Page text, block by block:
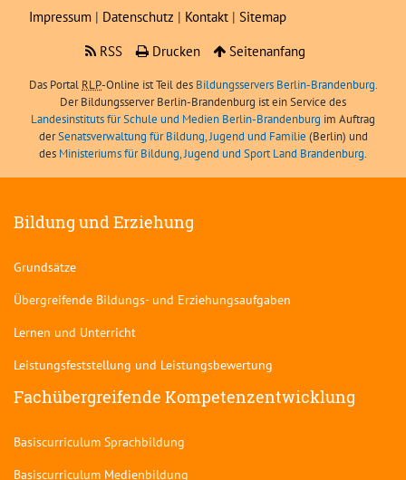
Impressum | Datenschutz | Kontakt | Sitemap
RSS
Drucken Seitenanfang
Das Portal RLP-Online ist Teil des Bildungsservers Berlin-Brandenburg.
Der Bildungsserver Berlin-Brandenburg ist ein Service des
Landesinstituts für Schule und Medien Berlin-Brandenburg im Auftrag
derSenatsverwaltung für Bildung, Jugend und Familie (Berlin) und
des Ministeriums für Bildung, Jugend und Sport Land Brandenburg.
Bildung und Erziehung
Grundsätze
Übergreifende Bildungs- und Erziehungsaufgaben
Lernen und Unterricht
Leistungsfeststellung und Leistungsbewertung
Fachübergreifende Kompetenzentwicklung
Basiscurriculum Sprachbildung
Basiscurriculum Medienbildung